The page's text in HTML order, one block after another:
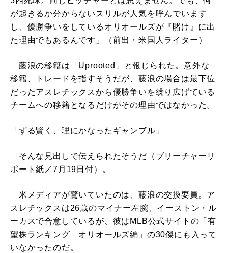
が起きるか分からないスリルが人気を呼んでいます
し、優勝争いをしているオリオールズが『賭け』に出
た理由でもあるんです」（前出・米国人ライター）
藤浪の移籍は「Uprooted」と報じられた。意外な
移籍、トレードを指すそうだが、藤浪の場合は最下位
だったアスレチックスから優勝争いを繰り広げている
チームへの移籍となるだけがその理由ではなかった。
「ずる賢く、理にかなったギャンブル」
そんな見出しで伝えられたそうだ（ブリーチャーリ
ポート紙／7月19日付）。
米メディアが驚いていたのは、藤浪の交換要員。ア
スレチックスは26歳のマイナー左腕、イーストン・ル
ーカスで合意しているが、彼はMLB公式サイトの「有
望株ランキング オリオールズ編」の30傑にも入って
いなかったのだ。